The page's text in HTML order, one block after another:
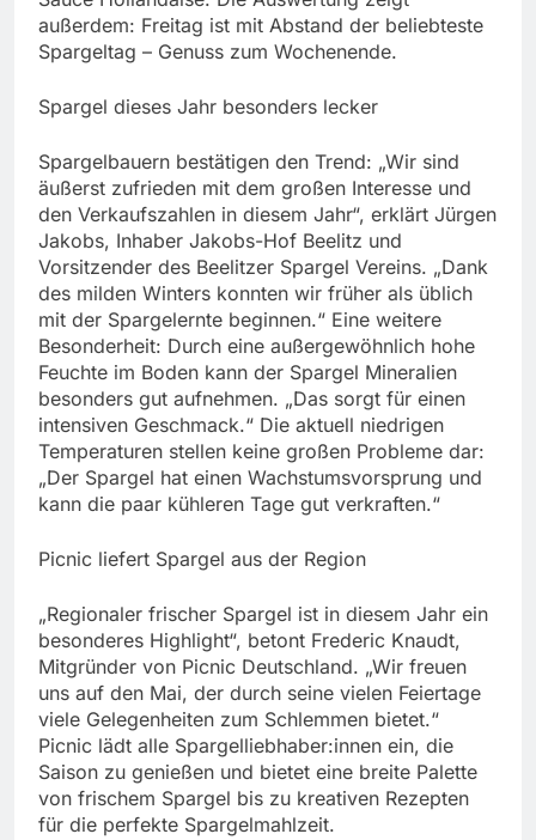
außerdem: Freitag ist mit Abstand der beliebteste
Spargeltag – Genuss zum Wochenende.
Spargel dieses Jahr besonders lecker
Spargelbauern bestätigen den Trend: „Wir sind
äußerst zufrieden mit dem großen Interesse und
den Verkaufszahlen in diesem Jahr“, erklärt Jürgen
Jakobs, Inhaber Jakobs-Hof Beelitz und
Vorsitzender des Beelitzer Spargel Vereins. „Dank
des milden Winters konnten wir früher als üblich
mit der Spargelernte beginnen.“ Eine weitere
Besonderheit: Durch eine außergewöhnlich hohe
Feuchte im Boden kann der Spargel Mineralien
besonders gut aufnehmen. „Das sorgt für einen
intensiven Geschmack.“ Die aktuell niedrigen
Temperaturen stellen keine großen Probleme dar:
„Der Spargel hat einen Wachstumsvorsprung und
kann die paar kühleren Tage gut verkraften.“
Picnic liefert Spargel aus der Region
„Regionaler frischer Spargel ist in diesem Jahr ein
besonderes Highlight“, betont Frederic Knaudt,
Mitgründer von Picnic Deutschland. „Wir freuen
uns auf den Mai, der durch seine vielen Feiertage
viele Gelegenheiten zum Schlemmen bietet.“
Picnic lädt alle Spargelliebhaber:innen ein, die
Saison zu genießen und bietet eine breite Palette
von frischem Spargel bis zu kreativen Rezepten
für die perfekte Spargelmahlzeit.